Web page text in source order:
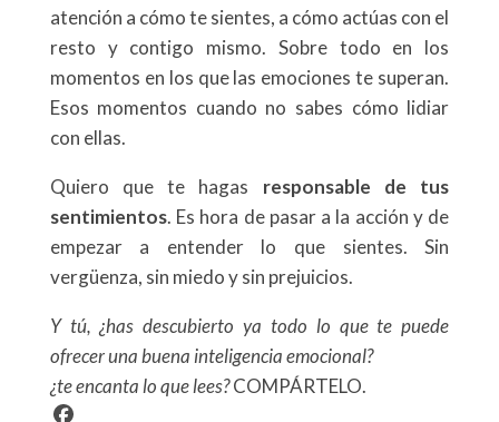
atención a cómo te sientes, a cómo actúas con el
resto y contigo mismo. Sobre todo en los
momentos en los que las emociones te superan.
Esos momentos cuando no sabes cómo lidiar
con ellas.
Quiero que te hagas responsable de tus
sentimientos. Es hora de pasar a la acción y de
empezar a entender lo que sientes. Sin
vergüenza, sin miedo y sin prejuicios.
Y tú, ¿has descubierto ya todo lo que te puede
ofrecer una buena inteligencia emocional?
¿teencanta lo que lees?COMPÁRTELO.